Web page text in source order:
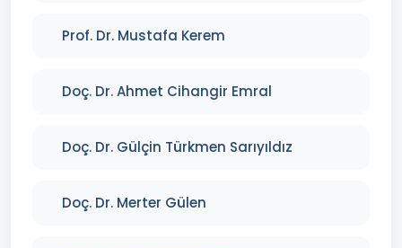
Prof. Dr. Mustafa Kerem
Doç. Dr. Ahmet Cihangir Emral
Doç. Dr. Gülçin Türkmen Sarıyıldız
Doç. Dr. Merter Gülen